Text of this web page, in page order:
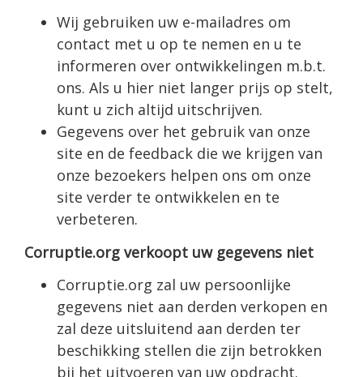
Wij gebruiken uw e-mailadres om
contact met u op te nemen en u te
informeren over ontwikkelingen m.b.t.
ons. Als u hier niet langer prijs op stelt,
kunt u zich altijd uitschrijven.
Gegevens over het gebruik van onze
site en de feedback die we krijgen van
onze bezoekers helpen ons om onze
site verder te ontwikkelen en te
verbeteren.
Corruptie.org verkoopt uw gegevens niet
Corruptie.org zal uw persoonlijke
gegevens niet aan derden verkopen en
zal deze uitsluitend aan derden ter
beschikking stellen die zijn betrokken
bij het uitvoeren van uw opdracht.